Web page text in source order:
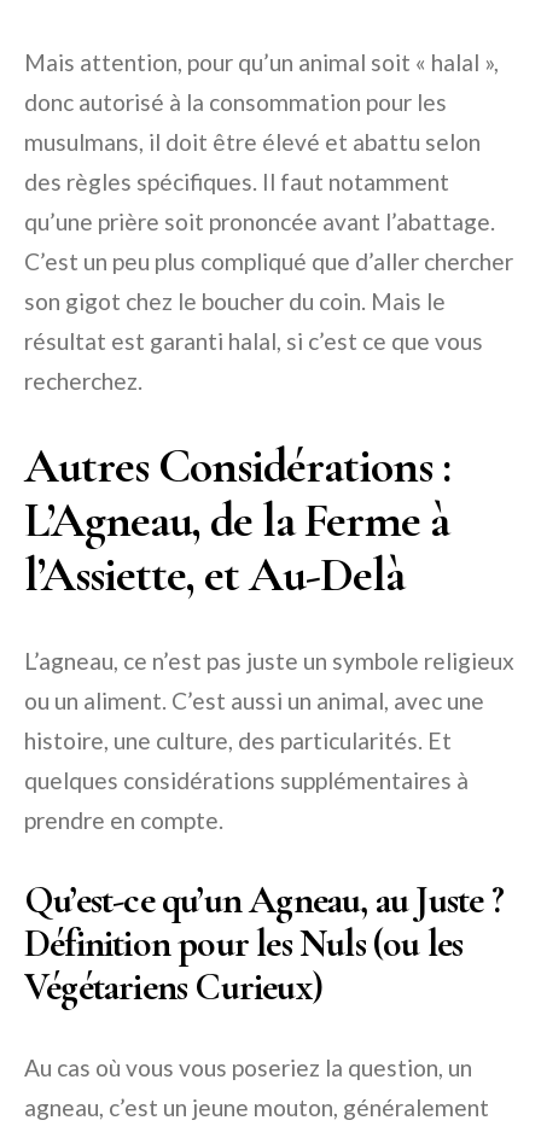
Mais attention, pour qu’un animal soit « halal »,
donc autorisé à la consommation pour les
musulmans, il doit être élevé et abattu selon
des règles spécifiques. Il faut notamment
qu’une prière soit prononcée avant l’abattage.
C’est un peu plus compliqué que d’aller chercher
son gigot chez le boucher du coin. Mais le
résultat est garanti halal, si c’est ce que vous
recherchez.
Autres Considérations :
L’Agneau, de la Ferme à
l’Assiette, et Au-Delà
L’agneau, ce n’est pas juste un symbole religieux
ou un aliment. C’est aussi un animal, avec une
histoire, une culture, des particularités. Et
quelques considérations supplémentaires à
prendre en compte.
Qu’est-ce qu’un Agneau, au Juste ?
Définition pour les Nuls (ou les
Végétariens Curieux)
Au cas où vous vous poseriez la question, un
agneau, c’est un jeune mouton, généralement